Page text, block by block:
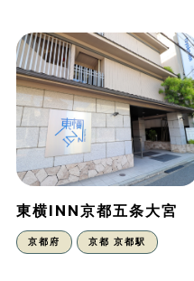
東横INN京都五条大宮
京都府 京都 京都駅